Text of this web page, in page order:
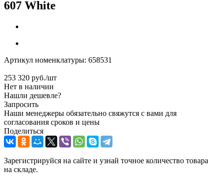
607 White
Артикул номенклатуры: 658531
253 320 руб./шт
Нет в наличии
Нашли дешевле?
Запросить
Наши менеджеры обязательно свяжутся с вами для
согласования сроков и цены
Поделиться
Зарегистрируйся на сайте и узнай точное количество товара
на складе.